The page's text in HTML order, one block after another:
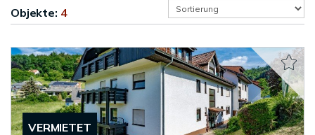
Objekte: 4
VERMIETET